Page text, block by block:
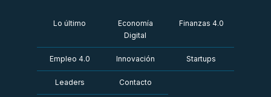
Lo último
Economía
Digital
Finanzas 4.0
Empleo 4.0 Innovación Startups
Leaders Contacto